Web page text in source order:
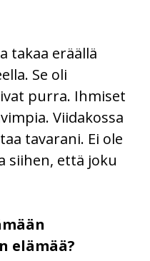
takaa eräällä
Se oli
purra. Ihmiset
Viidakossa
tavarani. Ei ole
siihen, että joku
elämää?